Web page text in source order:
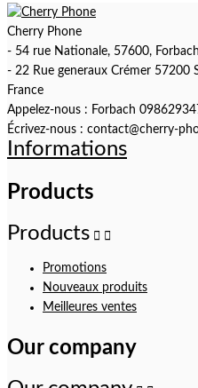
Cherry Phone
- 54 rue Nationale, 57600, Forbach
- 22 Rue generaux Crémer 57200
France
Appelez-nous : Forbach
Écrivez-nous : contact@cherry-
Informations
Products
Products  
Promotions
Nouveaux produits
Meilleures ventes
Our company